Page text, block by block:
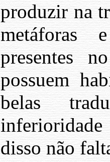
produzir na
metáforas
presentes
possuem
belas
disso não